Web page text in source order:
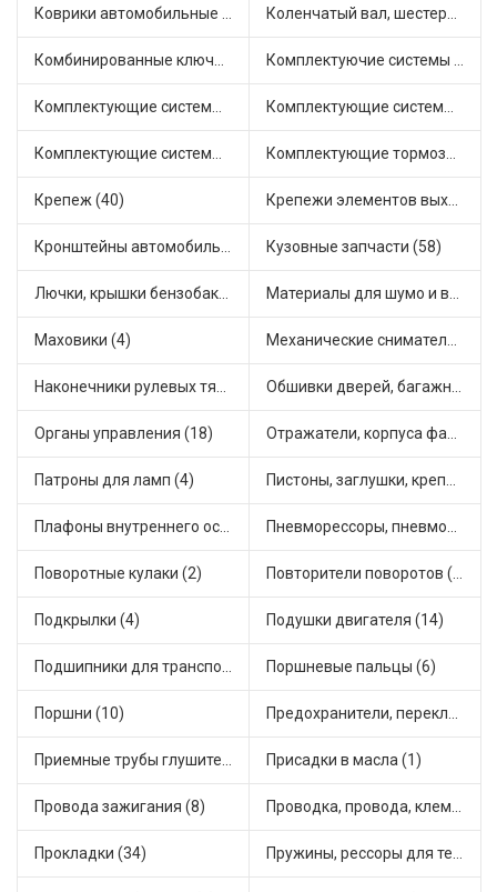
Коврики автомобильные (5) Коленчатый вал, шестерни коленчатого вала (9)
Комбинированные ключи (3) Комплектуючие системы стеклоочистителя (9)
Комплектующие системы выпуска отработавших газов (9) Комплектующие системы отопления (22)
Комплектующие системы питания (10) Комплектующие тормозной системы (22)
Крепеж (40) Крепежи элементов выхлопной системы (5)
Кронштейны автомобильные (4) Кузовные запчасти (58)
Лючки, крышки бензобака (6) Материалы для шумо и виброизоляции (1)
Маховики (4) Механические сниматели (1)
Наконечники рулевых тяг (30) Обшивки дверей, багажника, потолков, накладки салона (29)
Органы управления (18) Отражатели, корпуса фар и фонарей (1)
Патроны для ламп (4) Пистоны, заглушки, крепежные элементы (9)
Плафоны внутреннего освещения (1) Пневморессоры, пневмоподушки (1)
Поворотные кулаки (2) Повторители поворотов (6)
Подкрылки (4) Подушки двигателя (14)
Подшипники для транспорта (43) Поршневые пальцы (6)
Поршни (10) Предохранители, переключатели, кнопки автомобильные (25)
Приемные трубы глушителя (4) Присадки в масла (1)
Провода зажигания (8) Проводка, провода, клеммы и разъемы (19)
Прокладки (34) Пружины, рессоры для техники (29)